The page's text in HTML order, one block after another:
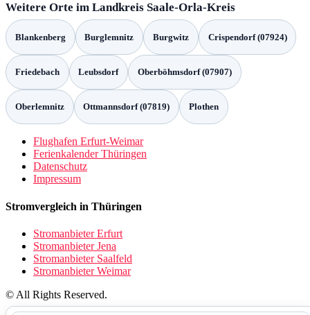
Weitere Orte im Landkreis Saale-Orla-Kreis
Blankenberg Burglemnitz Burgwitz Crispendorf (07924)
Friedebach Leubsdorf Oberböhmsdorf (07907)
Oberlemnitz Ottmannsdorf (07819) Plothen
Flughafen Erfurt-Weimar
Ferienkalender Thüringen
Datenschutz
Impressum
Stromvergleich in Thüringen
Stromanbieter Erfurt
Stromanbieter Jena
Stromanbieter Saalfeld
Stromanbieter Weimar
© All Rights Reserved.